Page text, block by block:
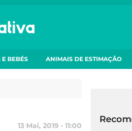
E BEBÉS ANIMAIS DE ESTIMAÇÃO
13 Mai, 2019 - 11:00